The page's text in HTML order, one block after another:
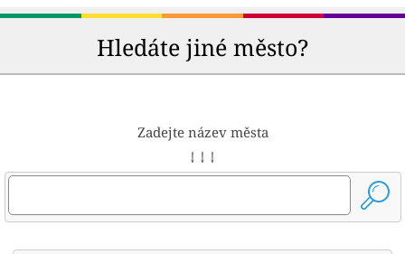
Hledáte jiné město?
Zadejte název města
↓ ↓ ↓